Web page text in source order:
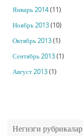
Январь 2014(11)
Ноябрь 2013(10)
Октябрь 2013(1)
Сентябрь 2013(1)
Август 2013(1)
Негизги рубрикалар